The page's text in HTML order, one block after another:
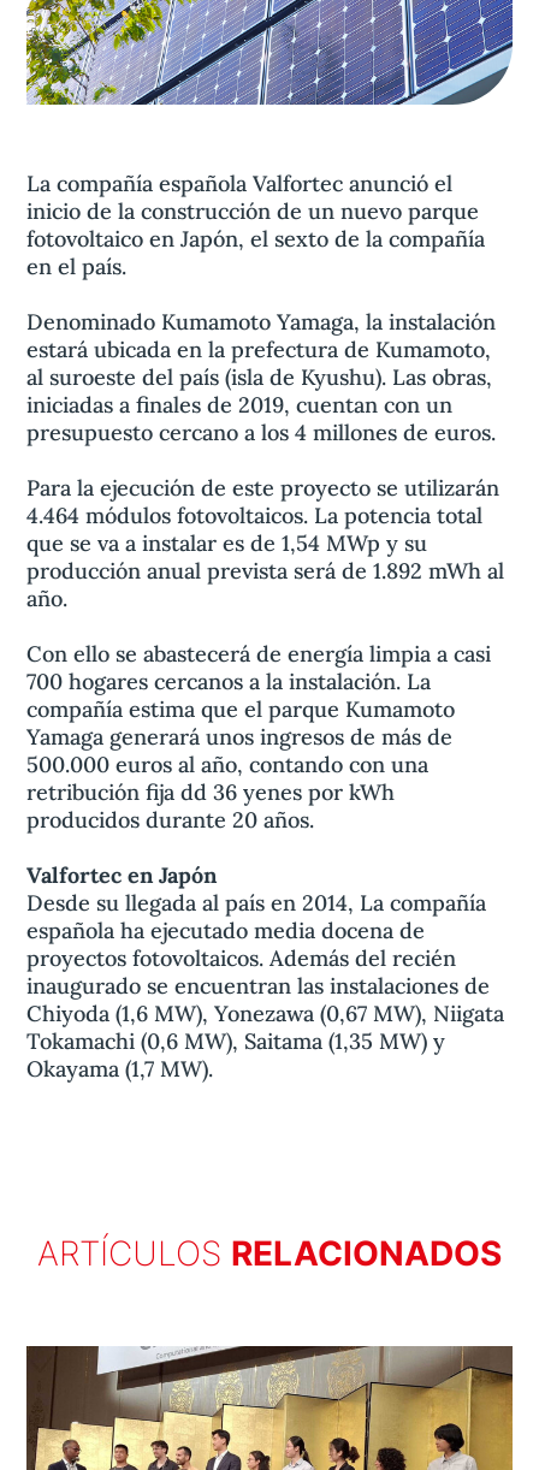
de privacidad
Contacta
La compañía española Valfortec anunció el
inicio de la construcción de un nuevo parque
fotovoltaico en Japón, el sexto de la compañía
en el país.
Denominado Kumamoto Yamaga, la instalación
estará ubicada en la prefectura de Kumamoto,
al suroeste del país (isla de Kyushu). Las obras,
iniciadas a finales de 2019, cuentan con un
presupuesto cercano a los 4 millones de euros.
Para la ejecución de este proyecto se utilizarán
4.464 módulos fotovoltaicos. La potencia total
que se va a instalar es de 1,54 MWp y su
producción anual prevista será de 1.892 mWh al
año.
Con ello se abastecerá de energía limpia a casi
700 hogares cercanos a la instalación. La
compañía estima que el parque Kumamoto
Yamaga generará unos ingresos de más de
500.000 euros al año, contando con una
retribución fija dd 36 yenes por kWh
producidos durante 20 años.
Valfortec en Japón
Desde su llegada al país en 2014, La compañía
española ha ejecutado media docena de
proyectos fotovoltaicos. Además del recién
inaugurado se encuentran las instalaciones de
Chiyoda (1,6 MW), Yonezawa (0,67 MW), Niigata
Tokamachi (0,6 MW), Saitama (1,35 MW) y
Okayama (1,7 MW).
ARTÍCULOS RELACIONADOS